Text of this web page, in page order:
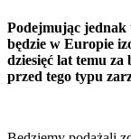
Podejmując jednak
będzie w Europie
dziesięć lat temu
przed tego typu